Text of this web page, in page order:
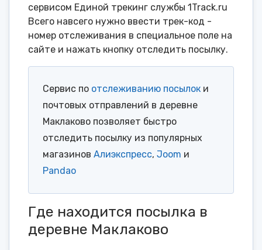
сервисом Единой трекинг службы 1Track.ru
Всего навсего нужно ввести трек-код -
номер отслеживания в специальное поле на
сайте и нажать кнопку отследить посылку.
Сервис по отслеживанию посылок и
почтовых отправлений в деревне
Маклаково позволяет быстро
отследить посылку из популярных
магазинов Алиэкспресс, Joom и
Pandao
Где находится посылка в
деревне Маклаково